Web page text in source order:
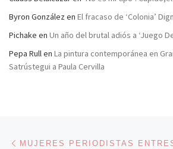
Byron González en El fracaso de ‘Colonia’
Pichake en Un año del brutal adiós a ‘Juego
Pepa Rullen La pintura contemporánea en
Satrústegui a Paula Cervilla
Navegación de